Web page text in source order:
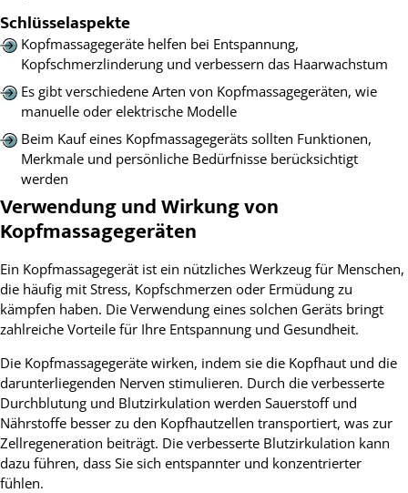
Schlüsselaspekte
Kopfmassagegeräte helfen bei Entspannung,
Kopfschmerzlinderung und verbessern das Haarwachstum
Es gibt verschiedene Arten von Kopfmassagegeräten, wie
manuelle oder elektrische Modelle
Beim Kauf eines Kopfmassagegeräts sollten Funktionen,
Merkmale und persönliche Bedürfnisse berücksichtigt
werden
Verwendung und Wirkung von
Kopfmassagegeräten
Ein Kopfmassagegerät ist ein nützliches Werkzeug für Menschen,
die häufig mit Stress, Kopfschmerzen oder Ermüdung zu
kämpfen haben. Die Verwendung eines solchen Geräts bringt
zahlreiche Vorteile für Ihre Entspannung und Gesundheit.
Die Kopfmassagegeräte wirken, indem sie die Kopfhaut und die
darunterliegenden Nerven stimulieren. Durch die verbesserte
Durchblutung und Blutzirkulation werden Sauerstoff und
Nährstoffe besser zu den Kopfhautzellen transportiert, was zur
Zellregeneration beiträgt. Die verbesserte Blutzirkulation kann
dazu führen, dass Sie sich entspannter und konzentrierter
fühlen.